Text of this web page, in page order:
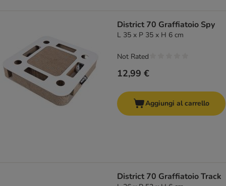
District 70 Graffiatoio Spy
L 35 x P 35 x H 6 cm
12,99 €
Not Rated
Aggiungi al carrello
District 70 Graffiatoio Track